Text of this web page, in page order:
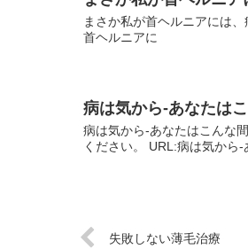
まさか私が首ヘルニアには
首ヘルニアに
病は気から-あなたは
病は気から-あなたはこんな
ください。 URL:病は気から
失敗しない薄毛治療